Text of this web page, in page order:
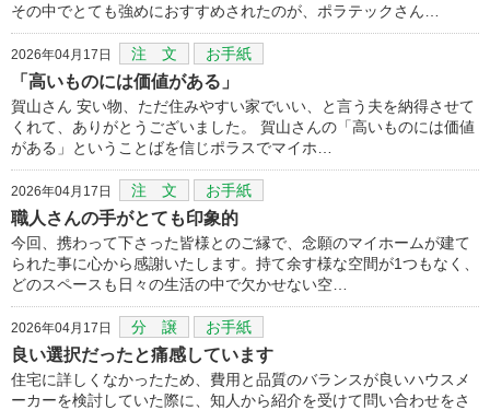
その中でとても強めにおすすめされたのが、ポラテックさん…
2026年04月17日 注 文 お手紙
「高いものには価値がある」
賀山さん 安い物、ただ住みやすい家でいい、と言う夫を納得させて
くれて、ありがとうございました。 賀山さんの「高いものには価値
がある」ということばを信じポラスでマイホ…
2026年04月17日 注 文 お手紙
職人さんの手がとても印象的
今回、携わって下さった皆様とのご縁で、念願のマイホームが建て
られた事に心から感謝いたします。持て余す様な空間が1つもなく、
どのスペースも日々の生活の中で欠かせない空…
2026年04月17日 分 譲 お手紙
良い選択だったと痛感しています
住宅に詳しくなかったため、費用と品質のバランスが良いハウスメ
ーカーを検討していた際に、知人から紹介を受けて問い合わせをさ